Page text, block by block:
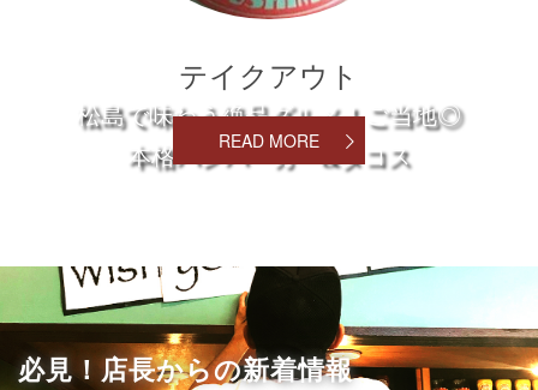
松島で味わう絶品グルメ！ご当地◎
本格ハンバーガー&タコス
テイクアウト
READ MORE
必見！店長からの新着情報